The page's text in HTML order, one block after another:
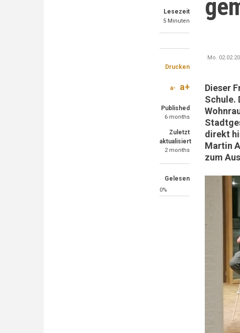
Lesezeit
5 Minuten
Share
Share
Share
through
Drucken
a- a+
Published
6 months
Zuletzt
aktualisiert
2 months
Gelesen
0%
Mo.
Dieser
Schule.
direkt
Martin
zum